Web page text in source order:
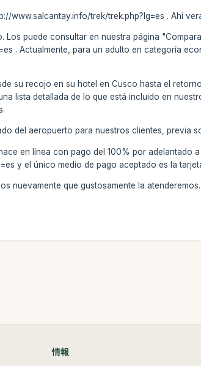
www.salcantay.info/trek/trek.php?lg=es . Ahí
puede consultar en nuestra página
. Actualmente, para un adulto en categoría
su recojo en su hotel en Cusco hasta el
lista detallada de lo que está incluido en
del aeropuerto para nuestros clientes, previa
en línea con pago del 100% por adelantado
y el único medio de pago aceptado es la
nuevamente que gustosamente la atenderemos.
情報